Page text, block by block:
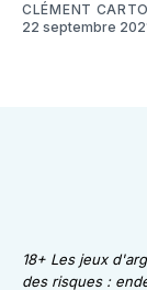
CLÉMENT
22 septembre
18+ Les jeux
des risques :